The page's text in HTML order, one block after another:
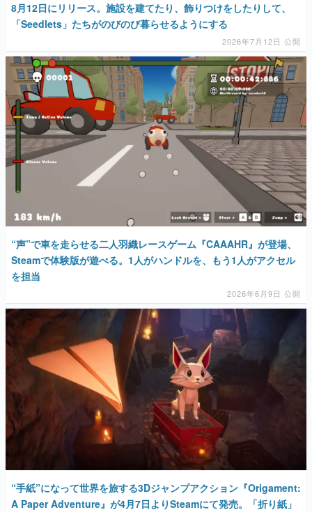
8月12日にリリース。施設を建てたり、飾りつけをしたりして、
「Seedlets」たちがのびのび暮らせるようにする
2026年7月12日 公開
“声”で車を走らせる二人羽織レースゲーム『CAAAHR』が登場、
Steamで体験版が遊べる。1人がハンドルを、もう1人がアクセル
を担当
2026年6月9日 公開
“手紙”になって世界を旅する3Dジャンプアクション『Origament:
A Paper Adventure』が4月7日よりSteamにて発売。「折り紙」